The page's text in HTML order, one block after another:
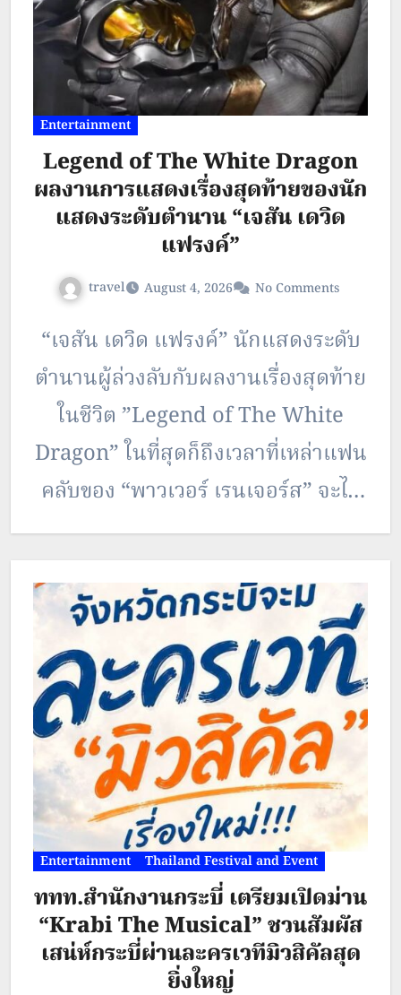
โบราณ ซึ่งอยู่ติดกับริมหน้าผา
(Plank…
Entertainment
Legend of The White Dragon
ผลงานการแสดงเรื่องสุดท้ายของนัก
แสดงระดับตำนาน “เจสัน เดวิด
แฟรงค์”
travel August 4, 2026 No Comments
“เจสัน เดวิด แฟรงค์” นักแสดงระดับ
ตำนานผู้ล่วงลับกับผลงานเรื่องสุดท้าย
ในชีวิต ”Legend of The White
Dragon” ในที่สุดก็ถึงเวลาที่เหล่าแฟน
คลับของ “พาวเวอร์ เรนเจอร์ส” จะได้
ชม “Legend of The White
สัน เดวิด แฟรงค์” นักแสดงระดับ
ตำนานที่จากไปเมื่อปี 2022 ด้วยวัย
เพียง 49 ปีในปลายเดือนนี้ นอกจากจะ
มีผลงานโดดเด่นในบทของ “ทอมมี โอ
ลิเวอร์”…
Entertainment Thailand Festival and Event
ททท.สำนักงานกระบี่ เตรียมเปิดม่าน
“Krabi The Musical” ชวนสัมผัส
เสน่ห์กระบี่ผ่านละครเวทีมิวสิคัลสุด
ยิ่งใหญ่